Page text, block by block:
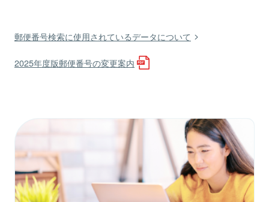
郵便番号検索に使用されているデータについて
2025年度版郵便番号の変更案内